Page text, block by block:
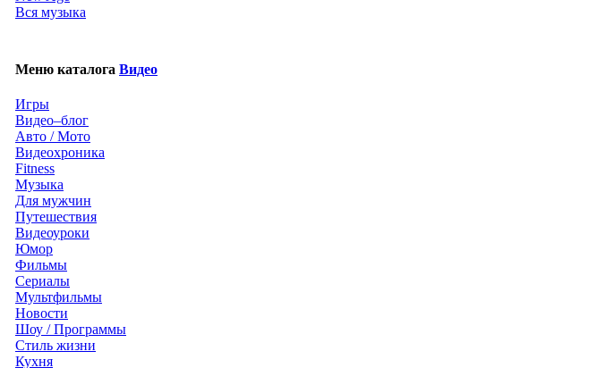
Вся музыка
Меню каталога Видео
Игры
Видео–блог
Авто / Мото
Видеохроника
Fitness
Музыка
Для мужчин
Путешествия
Видеоуроки
Юмор
Фильмы
Сериалы
Мультфильмы
Новости
Шоу / Программы
Стиль жизни
Кухня